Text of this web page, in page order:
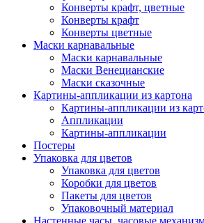
Конверты крафт, цветные
Конверты крафт
Конверты цветные
Маски карнавальные
Маски карнавальные
Маски Венецианские
Маски сказочные
Картины-аппликации из картона
Картины-аппликации из
Аппликации
Картины-аппликации
Постеры
Упаковка для цветов
Упаковка для цветов
Коробки для цветов
Пакеты для цветов
Упаковочный материал
Настенные часы, часовые